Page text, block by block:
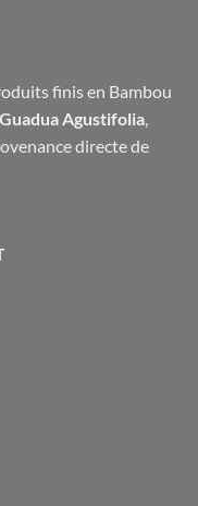
finis en Bambou
Guadua Agustifolia,
directe de